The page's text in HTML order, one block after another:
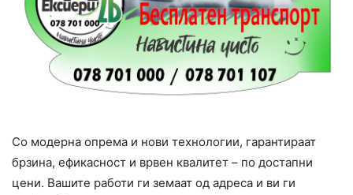
Со модерна опрема и нови технологии, гарантираат
брзина, ефикасност и врвен квалитет – по достапни
цени. Вашите работи ги земаат од адреса и ви ги